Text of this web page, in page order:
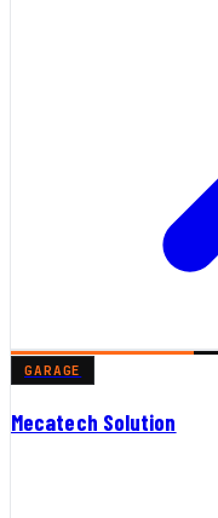
GARAGE
Mecatech Solution